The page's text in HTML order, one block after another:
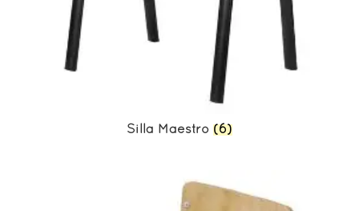
Silla Maestro (6)